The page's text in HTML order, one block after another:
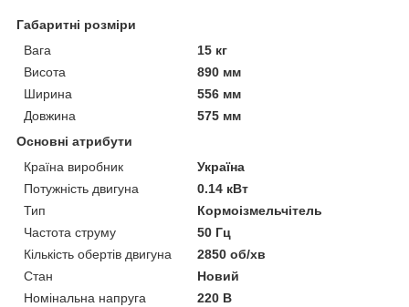
Габаритні розміри
Вага
15 кг
Висота
890 мм
Ширина
556 мм
Довжина
575 мм
Основні атрибути
Країна виробник
Україна
Потужність двигуна
0.14 кВт
Тип
Кормоізмельчітель
Частота струму
50 Гц
Кількість обертів двигуна
2850 об/хв
Стан
Новий
Номінальна напруга
220 В